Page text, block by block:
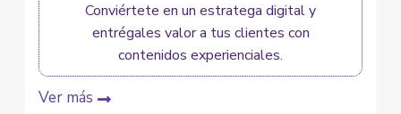
Conviértete en un estratega digital y
entrégales valor a tus clientes con
contenidos experienciales.
Ver más